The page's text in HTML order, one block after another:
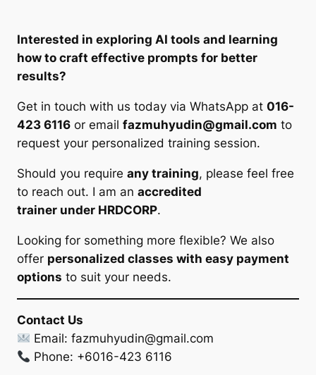
Interested in exploring AI tools and learning
how to craft effective prompts for better
results?
Get in touch with us today via WhatsApp at 016-
423 6116 or email fazmuhyudin@gmail.com to
request your personalized training session.
Should you require any training, please feel free
to reach out. I am an accredited
trainer under HRDCORP.
Looking for something more flexible? We also
offer personalized classes with easy payment
options to suit your needs.
Contact Us
Email:fazmuhyudin@gmail.com
Phone: +6016-423 6116